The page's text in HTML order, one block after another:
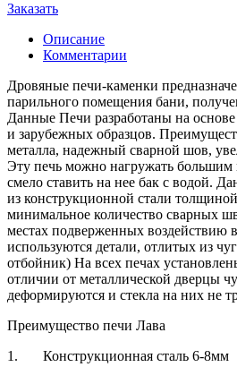
Заказать
Описание
Комментарии
Дровяные печи-каменки
парильного помещения бани,
Данные Печи разработаны на
и зарубежных образцов.
металла, надежный сварной шов,
Эту печь можно нагружать большим
смело ставить на нее бак с водой.
из конструкционной стали
минимальное количество сварных
местах подверженных воздействию
используются детали, отлитых из
отбойник) На всех печах
отличии от металлической дверцы
деформируются и стекла на них не
Преимущество печи Лава
1. Конструкционная сталь 6-8мм